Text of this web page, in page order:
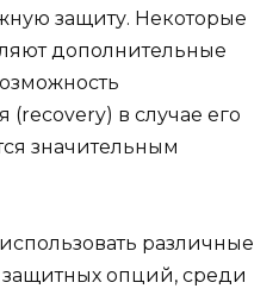
защиту. Некоторые
дополнительные
(recovery) в случае его
значительным
различные
опций, среди